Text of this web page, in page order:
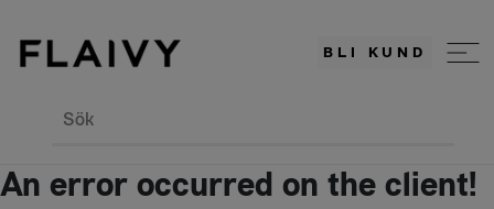
BLI KUND
Sök
An error occurred on the client!